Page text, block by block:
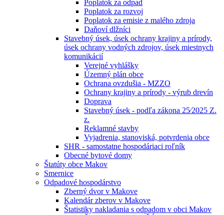
Poplatok za odpad
Poplatok za rozvoj
Poplatok za emisie z malého zdroja
Daňoví dlžníci
Stavebný úsek, úsek ochrany krajiny a prírody,
úsek ochrany vodných zdrojov, úsek miestnych
komunikácií
Verejné vyhlášky
Územný plán obce
Ochrana ovzdušia - MZZO
Ochrany krajiny a prírody - výrub drevín
Doprava
Stavebný úsek - podľa zákona 25⁄2025 Z.
z.
Reklamné stavby
Vyjadrenia, stanoviská, potvrdenia obce
SHR - samostatne hospodáriaci roľník
Obecné bytové domy
Štatúty obce Makov
Smernice
Odpadové hospodárstvo
Zberný dvor v Makove
Kalendár zberov v Makove
Štatistiky nakladania s odpadom v obci Makov